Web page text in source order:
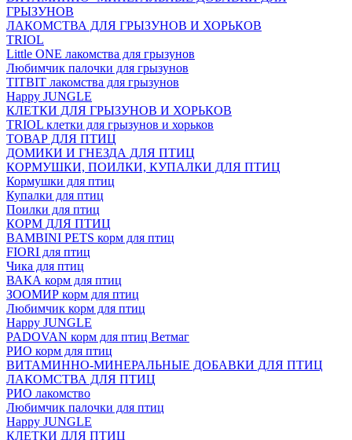
ГРЫЗУНОВ
ЛАКОМСТВА ДЛЯ ГРЫЗУНОВ И ХОРЬКОВ
TRIOL
Little ONE лакомства для грызунов
Любимчик палочки для грызунов
TITBIT лакомства для грызунов
Happy JUNGLE
КЛЕТКИ ДЛЯ ГРЫЗУНОВ И ХОРЬКОВ
TRIOL клетки для грызунов и хорьков
ТОВАР ДЛЯ ПТИЦ
ДОМИКИ И ГНЕЗДА ДЛЯ ПТИЦ
КОРМУШКИ, ПОИЛКИ, КУПАЛКИ ДЛЯ ПТИЦ
Кормушки для птиц
Купалки для птиц
Поилки для птиц
КОРМ ДЛЯ ПТИЦ
BAMBINI PETS корм для птиц
FIORI для птиц
Чика для птиц
ВАКА корм для птиц
ЗООМИР корм для птиц
Любимчик корм для птиц
Happy JUNGLE
PADOVAN корм для птиц Ветмаг
РИО корм для птиц
ВИТАМИННО-МИНЕРАЛЬНЫЕ ДОБАВКИ ДЛЯ ПТИЦ
ЛАКОМСТВА ДЛЯ ПТИЦ
РИО лакомство
Любимчик палочки для птиц
Happy JUNGLE
КЛЕТКИ ДЛЯ ПТИЦ